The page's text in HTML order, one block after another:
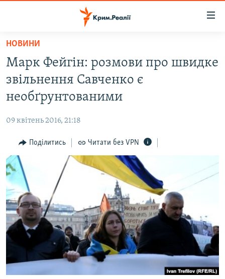
Перейти
основного
матеріалу
Перейти
до
основної
Перейти
пошуку
ВОДА.КРИМ
ВІДЕО ТА ФОТО
БЛОГИ
ПОГЛЯД
ІНТЕРВ'Ю
ВСЕ ЗА ДЕНЬ
СПЕЦПРОЕКТИ
ДЕПОРТАЦІЯ
ВІДЕОУРОКИ «ELIFBE»
СВІДЧЕННЯ ОКУПАЦІЇ
ЯК ОБІЙТИ БЛОКУВАННЯ
Русский
Qırımtatar
НОВИНИ
Марк Фейгін: розмови про швидке
звільнення Савченко є
необґрунтованими
09 квітень 2016, 21:18
Поділитись Читати без VPN